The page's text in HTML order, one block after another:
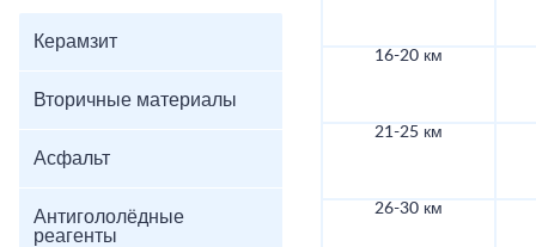
Керамзит
Вторичные материалы
Асфальт
Антигололёдные
реагенты
16-20 км
21-25 км
26-30 км